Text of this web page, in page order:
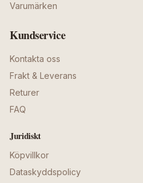
Varumärken
Kundservice
Kontakta oss
Frakt & Leverans
Returer
FAQ
Juridiskt
Köpvillkor
Dataskyddspolicy